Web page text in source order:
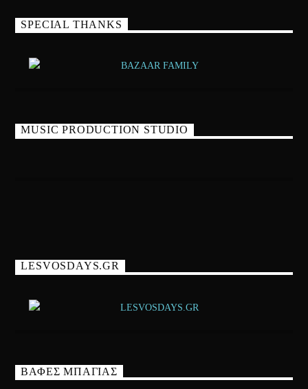
SPECIAL THANKS
MUSIC PRODUCTION STUDIO
LESVOSDAYS.GR
ΒΑΦΕΣ ΜΠΑΓΙΑΣ